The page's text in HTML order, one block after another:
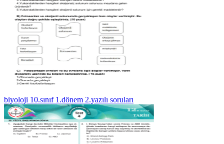
biyoloji 10.sınıf 1.dönem 2.yazılı soruları